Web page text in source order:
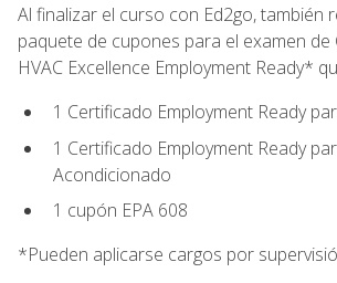
Al finalizar el curso con Ed2go, también
paquete de cupones para el examen de
HVAC Excellence Employment Ready*
1 Certificado Employment Ready
1 Certificado Employment Ready
Acondicionado
1 cupón EPA 608
*Pueden aplicarse cargos por